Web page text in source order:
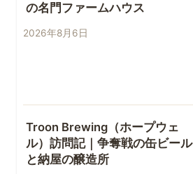
の名門ファームハウス
2026年8月6日
Troon Brewing（ホープウェ
ル）訪問記｜争奪戦の缶ビール
と納屋の醸造所